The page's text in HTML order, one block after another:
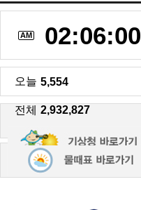
AM 02:06:01
오늘 5,554
전체 2,932,827